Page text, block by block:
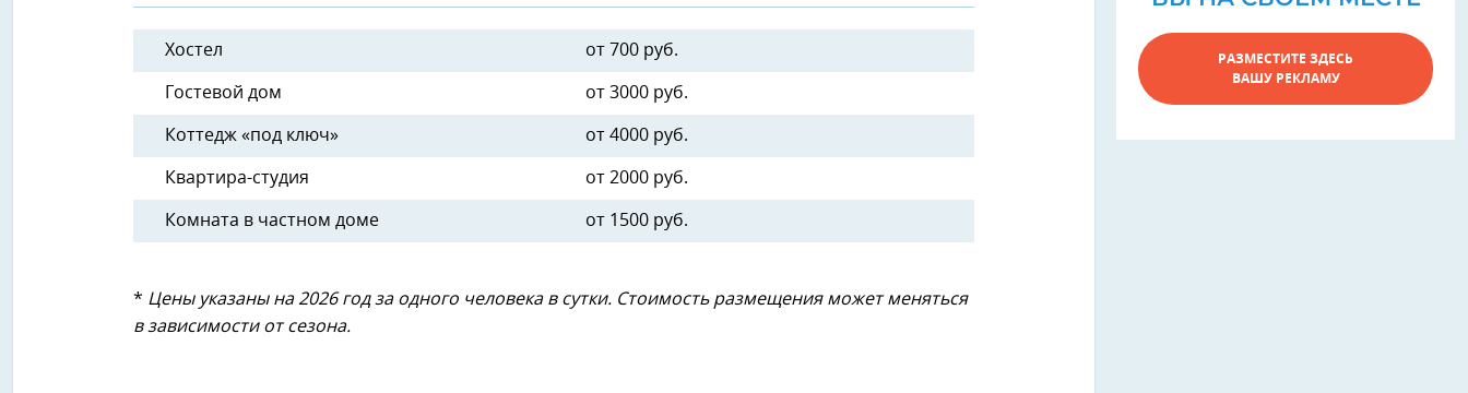
Хостел от 700 руб.
Гостевой дом от 3000 руб.
Коттедж «под ключ» от 4000 руб.
Квартира-студия от 2000 руб.
Комната в частном доме от 1500 руб.
* Цены указаны на 2026 год за одного человека в сутки. Стоимость размещения может меняться
в зависимости от сезона.
РАЗМЕСТИТЕ ЗДЕСЬ
ВАШУ РЕКЛАМУ